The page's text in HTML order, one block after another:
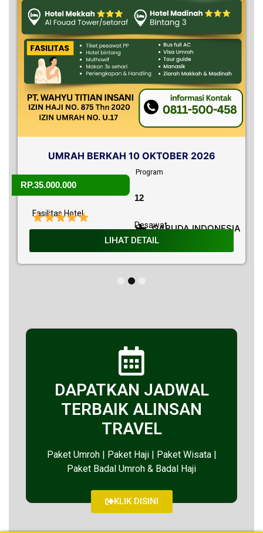
UMRAH BERKAH 10 OKTOBER 2026
RP.35.000.000
Fasilitas Hotel
Program
12
PesawatGARUDA INDONESIA
LIHAT DETAIL
DAPATKAN JADWAL
TERBAIK ALINSAN
TRAVEL
Paket Umroh | Paket Haji | Paket Wisata |
Paket Badal Umroh & Badal Haji
KLIK DISINI